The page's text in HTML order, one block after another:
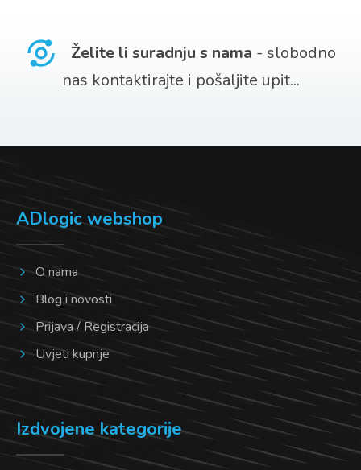
Želite li suradnju s nama - slobodno
nas kontaktirajte i pošaljite upit...
ADlogic webshop
O nama
Blog i novosti
Prijava / Registracija
Uvjeti kupnje
Izdvojene kategorije